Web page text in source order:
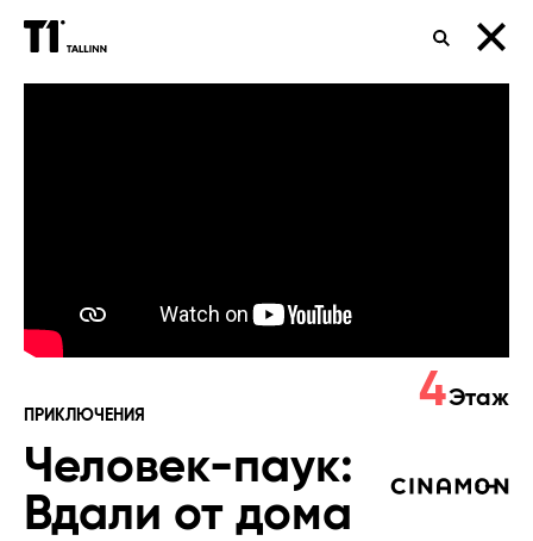
ПОИСК
дома
ПРИКЛЮЧЕНИЯ
Человек-паук:
Вдали от дома
4Этаж